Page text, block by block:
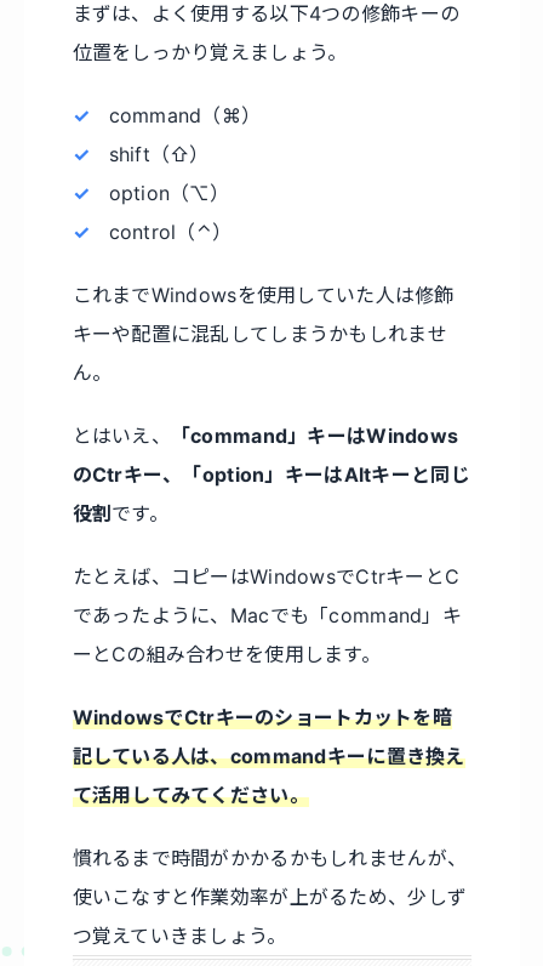
まずは、よく使用する以下4つの修飾キーの
位置をしっかり覚えましょう。
command（⌘）
shift（⇧）
option（⌥）
control（⌃）
これまでWindowsを使用していた人は修飾
キーや配置に混乱してしまうかもしれませ
ん。
とはいえ、
「command」キーはWindows
のCtrキー、「option」キーはAltキーと同じ
役割 です。
たとえば、コピーはWindowsでCtrキーとC
であったように、Macでも「command」キ
ーとCの組み合わせを使用します。
WindowsでCtrキーのショートカットを暗
記している人は、commandキーに置き換え
て活用してみてください。
慣れるまで時間がかかるかもしれませんが、
使いこなすと作業効率が上がるため、少しず
つ覚えていきましょう。